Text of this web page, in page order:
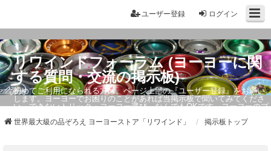
ログイン
ユーザー登録
リワインドフォーラム (ヨーヨーに関
する質問・交流の掲示板)
初めてご利用になられる方は、ページ上部の『ユーザー登録』をお願い
します。ヨーヨーでお困りのことがあれば当掲示板で聞いてみてくださ
い。できないトリック・ヨーヨー選び、なんでもOKです。ヨーヨーのプ
世界最大級の品ぞろえ ヨーヨーストア「リワインド」 掲示板トップ